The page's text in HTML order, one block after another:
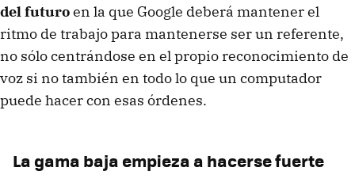
del futuroen la que Google deberá mantener el
ritmo de trabajo para mantenerse ser un referente,
no sólo centrándose en el propio reconocimiento de
voz si no también en todo lo que un computador
puede hacer con esas órdenes.
La gama baja empieza a hacerse fuerte